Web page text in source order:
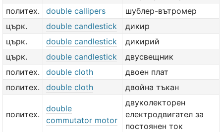
политех.
double callipers
шублер-вътромер
църк.
double candlestick
дикир
църк.
double candlestick
дикирий
църк.
double candlestick
двусвещник
политех.
double cloth
двоен плат
политех.
double cloth двойна тъкан
политех.
double
commutator motor
двуколекторен
електродвигател за
постоянен ток